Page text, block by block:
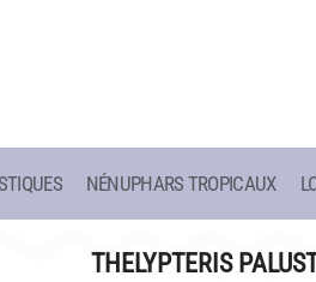
ET ACCÈS
HISTOIRE
LATOUR-
NÉNUPHARS TROPICAUX
THELYPTERIS